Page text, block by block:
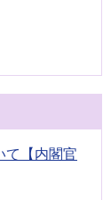
て【内閣官